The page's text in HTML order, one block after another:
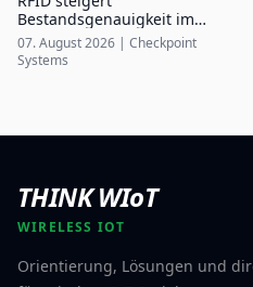
Bestandsgenauigkeit im
Airport Duty-Free auf bis zu
99%
07. August 2026 | Checkpoint
Systems
WIRELESS IOT